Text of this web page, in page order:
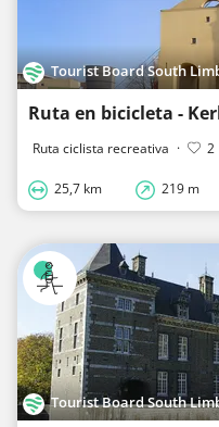
Tourist Board South
Ruta ciclista recreativa · 2
25,7 km 219 m
Tourist Board South